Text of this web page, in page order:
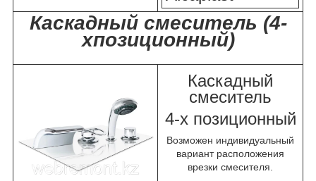
Каскадный смеситель (4-
хпозиционный)
Каскадный
смеситель
4-х позиционный
Возможен индивидуальный
вариант расположения
врезки смесителя.